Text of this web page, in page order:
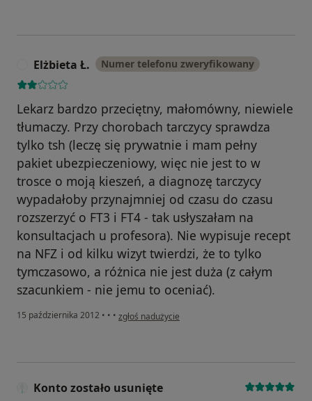
Elżbieta Ł. Numer telefonu zweryfikowany
Lekarz bardzo przeciętny, małomówny, niewiele
tłumaczy. Przy chorobach tarczycy sprawdza
tylko tsh (leczę się prywatnie i mam pełny
pakiet ubezpieczeniowy, więc nie jest to w
trosce o moją kieszeń, a diagnozę tarczycy
wypadałoby przynajmniej od czasu do czasu
rozszerzyć o FT3 i FT4 - tak usłyszałam na
konsultacjach u profesora). Nie wypisuje recept
na NFZ i od kilku wizyt twierdzi, że to tylko
tymczasowo, a różnica nie jest duża (z całym
szacunkiem - nie jemu to oceniać).
15 października 2012 • • • w opinii użytkownika Elżbieta Ł.
zgłoś nadużycie
Konto zostało usunięte